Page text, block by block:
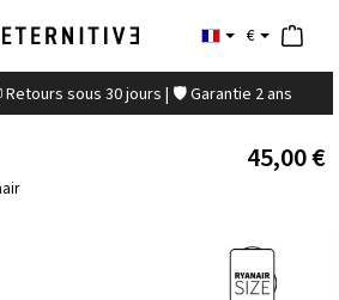
€
sous 30 jours | 🛡️ Garantie 2 ans
45,00 €